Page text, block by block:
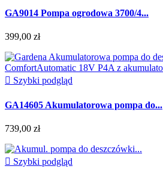
GA9014 Pompa ogrodowa 3700/4...
399,00 zł
 Szybki podgląd
GA14605 Akumulatorowa pompa do...
739,00 zł
 Szybki podgląd